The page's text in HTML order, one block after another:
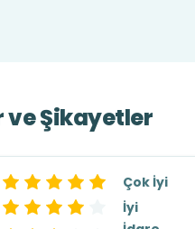
ve Şikayetler
Çok İyi
İyi